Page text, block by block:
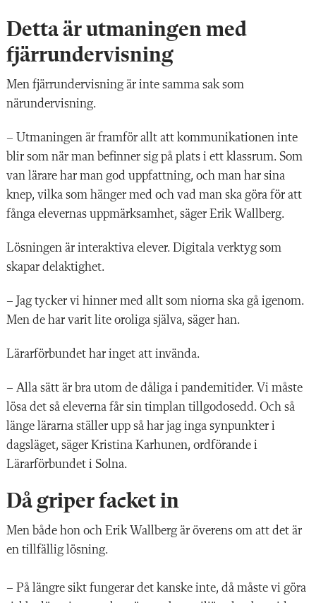
Detta är utmaningen med
fjärrundervisning
Men fjärrundervisning är inte samma sak som
närundervisning.
– Utmaningen är framför allt att kommunikationen inte
blir som när man befinner sig på plats i ett klassrum. Som
van lärare har man god uppfattning, och man har sina
knep, vilka som hänger med och vad man ska göra för att
fånga elevernas uppmärksamhet, säger Erik Wallberg.
Lösningen är interaktiva elever. Digitala verktyg som
skapar delaktighet.
– Jag tycker vi hinner med allt som niorna ska gå igenom.
Men de har varit lite oroliga själva, säger han.
Lärarförbundet har inget att invända.
– Alla sätt är bra utom de dåliga i pandemitider. Vi måste
lösa det så eleverna får sin timplan tillgodosedd. Och så
länge lärarna ställer upp så har jag inga synpunkter i
dagsläget, säger Kristina Karhunen, ordförande i
Lärarförbundet i Solna.
Då griper facket in
Men både hon och Erik Wallberg är överens om att det är
en tillfällig lösning.
– På längre sikt fungerar det kanske inte, då måste vi göra